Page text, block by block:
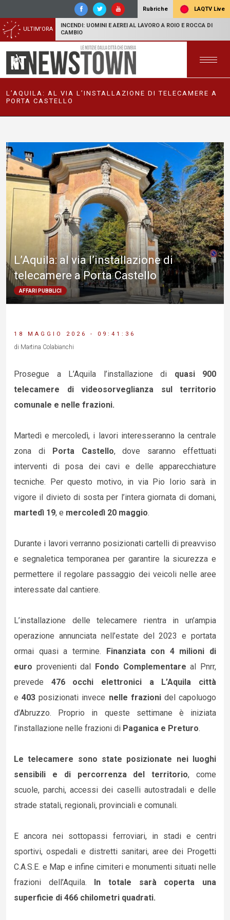
Rubriche LAQTV Live
ULTIM'ORA
INCENDI: UOMINI E AEREI AL LAVORO A ROIO E ROCCA DI
CAMBIO
L’AQUILA: AL VIA L’INSTALLAZIONE DI TELECAMERE A
PORTA CASTELLO
L’Aquila: al via l’installazione di
telecamere a Porta Castello
AFFARI PUBBLICI
18 MAGGIO 2026 - 09:41:36
di Martina Colabianchi
Prosegue a L’Aquila l’installazione di quasi 900
telecamere di videosorveglianza sul territorio
comunale e nelle frazioni.
Martedì e mercoledì, i lavori interesseranno la centrale
zona di Porta Castello, dove saranno effettuati
interventi di posa dei cavi e delle apparecchiature
tecniche. Per questo motivo, in via Pio Iorio sarà in
vigore il divieto di sosta per l’intera giornata di domani,
martedì 19, e mercoledì 20 maggio.
Durante i lavori verranno posizionati cartelli di preavviso
e segnaletica temporanea per garantire la sicurezza e
permettere il regolare passaggio dei veicoli nelle aree
interessate dal cantiere.
L’installazione delle telecamere rientra in un’ampia
operazione annunciata nell’estate del 2023 e portata
ormai quasi a termine. Finanziata con 4 milioni di
euro provenienti dal Fondo Complementare al Pnrr,
prevede 476 occhi elettronici a L’Aquila città
e403 posizionati invece nelle frazionidel capoluogo
d’Abruzzo. Proprio in queste settimane è iniziata
l’installazione nelle frazioni di Paganica e Preturo.
Le telecamere sono state posizionate nei luoghi
sensibili e di percorrenza del territorio, come
scuole, parchi, accessi dei caselli autostradali e delle
strade statali, regionali, provinciali e comunali.
E ancora nei sottopassi ferroviari, in stadi e centri
sportivi, ospedali e distretti sanitari, aree dei Progetti
C.A.S.E. e Map e infine cimiteri e monumenti situati nelle
frazioni dell’Aquila. In totale sarà coperta una
superficie di 466 chilometri quadrati.